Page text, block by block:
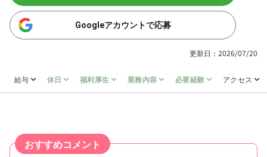
Googleアカウントで応募
更新日：2026/07/20
給与 休日 福利厚生 業務内容 必要経験 アクセス
おすすめコメント